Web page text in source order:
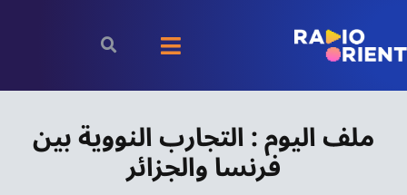
content
Toggle
Navigation
بودكاست
ملف اليوم : التجارب النووية بين
فرنسا والجزائر